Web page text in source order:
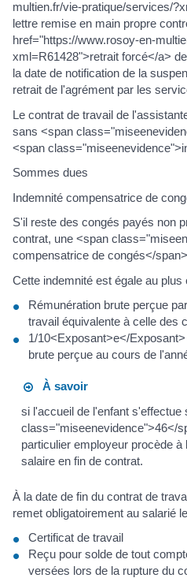
multien.fr/vie-pratique/services/
lettre remise en main propre
href="https://www.rosoy-en-
xml=R61428">retrait forcé</a>
la date de notification de la
retrait de l'agrément par les
Le contrat de travail de
sans <span
<span
Sommes dues
Indemnité compensatrice de
S'il reste des congés payés non
contrat, une <span
compensatrice de congés</
Cette indemnité est égale au
Rémunération brute perçue
travail équivalente à celle des
1/10<Exposant>e</
brute perçue au cours de
À savoir
si l'accueil de l'enfant s'effectue
class="miseenevidence">46</
particulier employeur procède
salaire en fin de contrat.
À la date de fin du contrat de
remet obligatoirement au salarié
Certificat de travail
Reçu pour solde de tout
versées lors de la rupture du